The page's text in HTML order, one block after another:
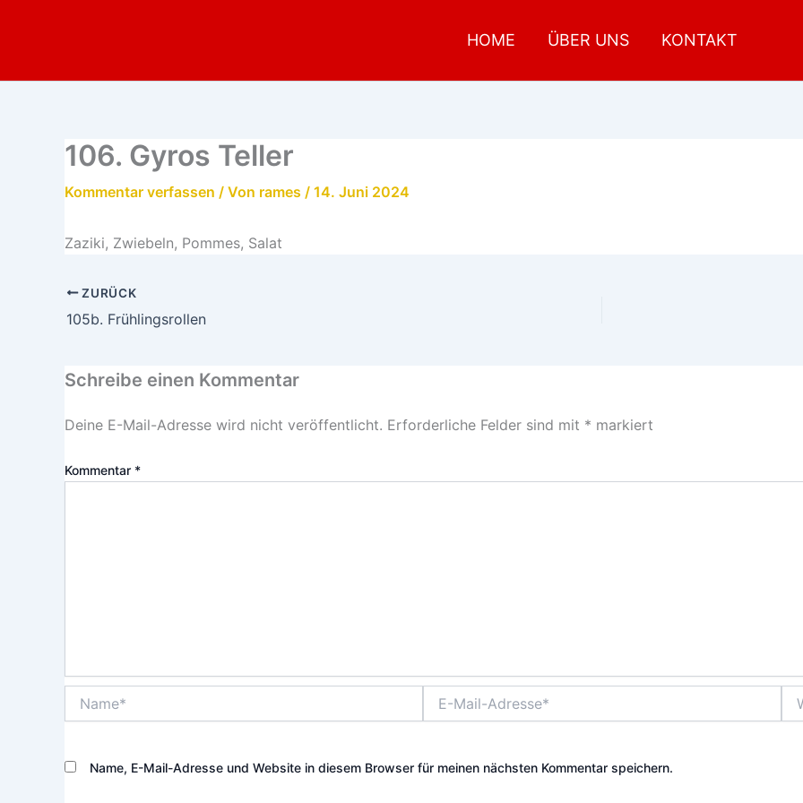
HOME ÜBER UNS KONTAKT
106. Gyros Teller
Kommentar verfassen / Von rames / 14. Juni 2024
Zaziki, Zwiebeln, Pommes, Salat
ZURÜCK
105b. Frühlingsrollen
Schreibe einen Kommentar
Deine E-Mail-Adresse wird nicht veröffentlicht. Erforderliche Felder sind mit * markiert
Kommentar *
Mail-
Name, E-Mail-Adresse und Website in diesem Browser für meinen nächsten Kommentar speichern.